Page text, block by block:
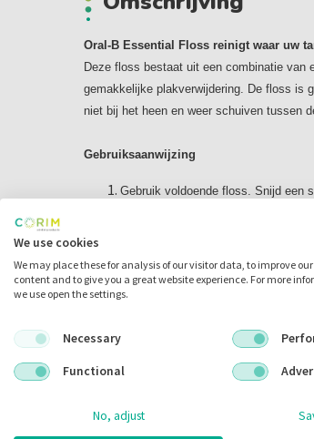
Oral-B Essential Floss reinigt waar uw
Deze floss bestaat uit een combinatie van
gemakkelijke plakverwijdering. De floss is
niet bij het heen en weer schuiven tussen
Gebruiksaanwijzing
Gebruik voldoende floss. Snijd een
schoon stukje flossdraad. Wikkel
ene hand, links of rechts, en
Breng de flossdraad tussen de
zigzagbeweging tussen de tanden
Maak een C. Maak met de
flossdraad vanaf de tandvleeslijn
Rol de flossdraad door. Wikkel na
de ene hand en wikkel
andere hand. Begeleid de draad met
Floss aan beide kanten. Vergeet
We use cookies
We may place these for analysis of our visitor data, to improve
content and to give you a great website experience. For more
we use open the settings.
Necessary
Functional
No, adjust